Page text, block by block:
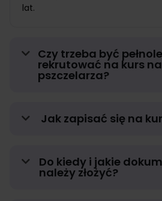
lat.
Czy trzeba być
rekrutować na kurs na
pszczelarza?
Jak zapisać się na
Do kiedy i jakie
należy złożyć?